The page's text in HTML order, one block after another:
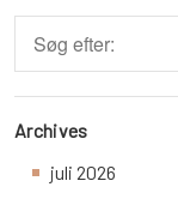
Archives
juli 2026